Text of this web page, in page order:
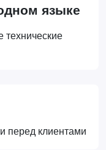
языке
перед клиентами